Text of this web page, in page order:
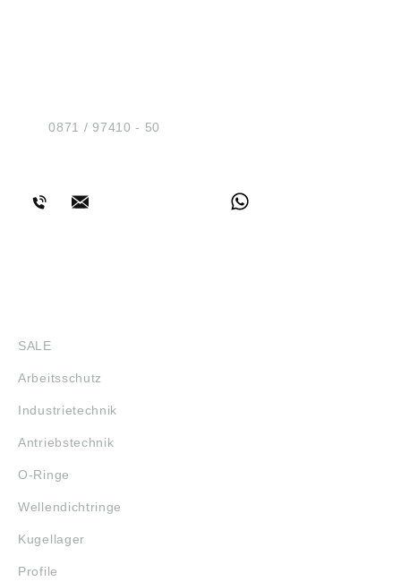
Tel.:0871 / 97410 - 50
SALE
Arbeitsschutz
Industrietechnik
Antriebstechnik
O-Ringe
Wellendichtringe
Kugellager
Profile